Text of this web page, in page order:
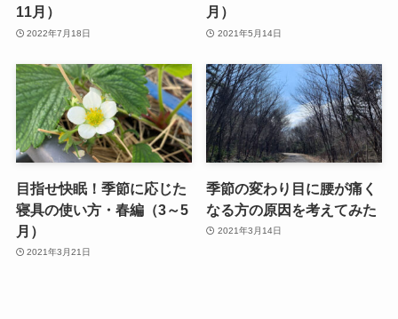
11月）
2022年7月18日
月）
2021年5月14日
目指せ快眠！季節に応じた
寝具の使い方・春編（3～5
月）
2021年3月21日
季節の変わり目に腰が痛く
なる方の原因を考えてみた
2021年3月14日